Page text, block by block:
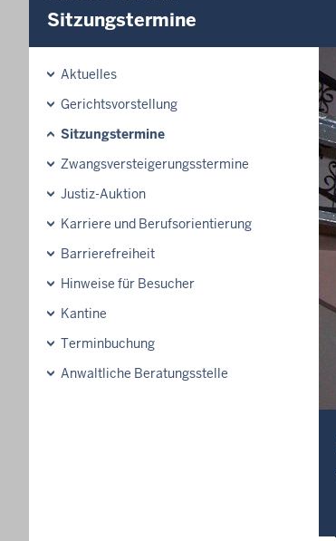
Sitzungstermine
Aktuelles
Gerichtsvorstellung
Sitzungstermine
Zwangsversteigerungsstermine
Justiz-Auktion
Karriere und Berufsorientierung
Barrierefreiheit
Hinweise für Besucher
Kantine
Terminbuchung
Anwaltliche Beratungsstelle